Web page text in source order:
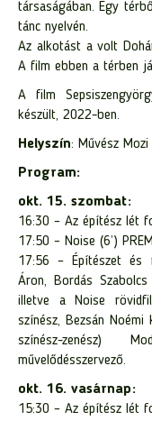
társaságában. Egy
tánc nyelvén.
Az alkotást a volt
A film ebben a térben
A film
készült, 2022-ben.
Helyszín: Művész Mozi
Program:
okt. 15. szombat:
16:30 – Az építész lét
17:50 – Noise (6’)
17:56 – Építészet és
Áron, Bordás
illetve a Noise
színész, Bezsán
színész-zenész)
művelődésszervező.
okt. 16. vasárnap:
15:30 – Az építész lét